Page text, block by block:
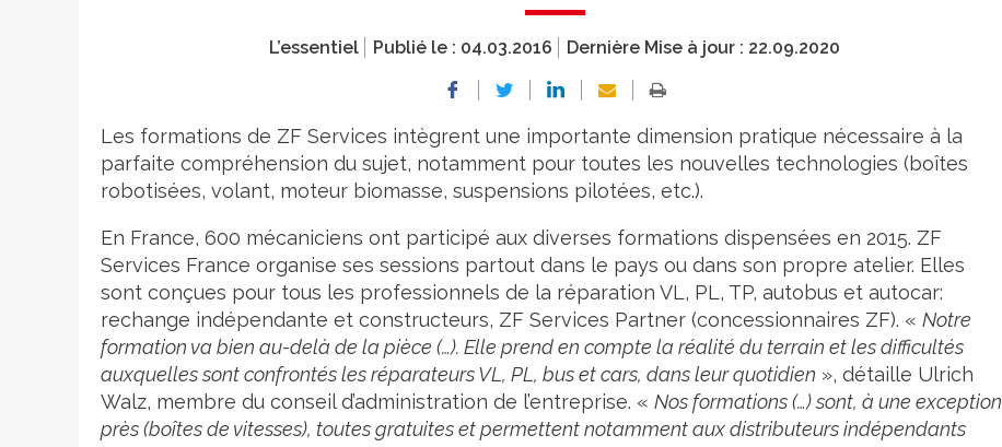
L’essentiel Publié le : 04.03.2016 Dernière Mise à jour : 22.09.2020
Les formations de ZF Services intègrent une importante dimension pratique nécessaire à la
parfaite compréhension du sujet, notamment pour toutes les nouvelles technologies (boîtes
robotisées, volant, moteur biomasse, suspensions pilotées, etc.).
En France, 600 mécaniciens ont participé aux diverses formations dispensées en 2015. ZF
Services France organise ses sessions partout dans le pays ou dans son propre atelier. Elles
sont conçues pour tous les professionnels de la réparation VL, PL, TP, autobus et autocar:
rechange indépendante et constructeurs, ZF Services Partner (concessionnaires ZF). « Notre
formation va bien au-delà de la pièce (…). Elle prend en compte la réalité du terrain et les difficultés
auxquelles sont confrontés les réparateurs VL, PL, bus et cars, dans leur quotidien », détaille Ulrich
Walz, membre du conseil d’administration de l’entreprise. « Nos formations (…) sont, à une exception
près (boîtes de vitesses), toutes gratuites et permettent notamment aux distributeurs indépendants